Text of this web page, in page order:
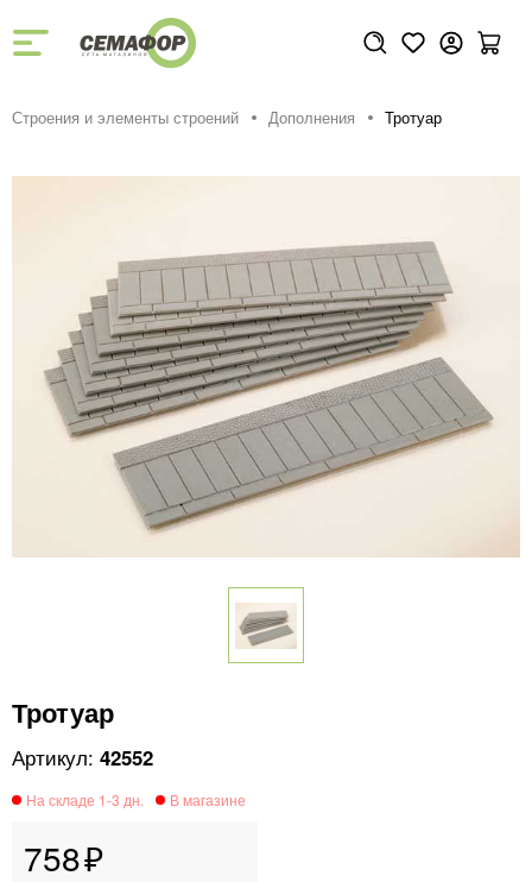
Строения и элементы строений Дополнения Тротуар
Тротуар
42552
758